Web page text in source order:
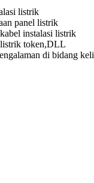
listrik
panel listrik
instalasi listrik
listrik token,DLL
di bidang